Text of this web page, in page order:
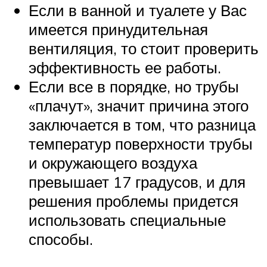
Если в ванной и туалете у Вас
имеется принудительная
вентиляция, то стоит проверить
эффективность ее работы.
Если все в порядке, но трубы
«плачут», значит причина этого
заключается в том, что разница
температур поверхности трубы
и окружающего воздуха
превышает 17 градусов, и для
решения проблемы придется
использовать специальные
способы.